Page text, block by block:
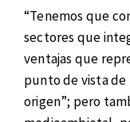
“Tenemos que
sectores que
ventajas que
punto de vista de
origen”; pero